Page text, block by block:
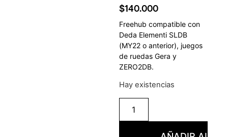
$140.000
Freehub compatible con
Deda Elementi SLDB
(MY22 o anterior), juegos
de ruedas Gera y
ZERO2DB.
Hay existencias